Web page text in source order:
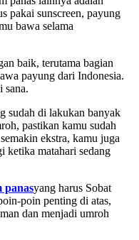
pakai sunscreen, payung
bawa selama
baik, terutama bagian
payung dari Indonesia.
sana.
sudah di lakukan banyak
pastikan kamu sudah
ekstra, kamu juga
ketika matahari sedang
panasyang harus Sobat
poin penting di atas,
dan menjadi umroh